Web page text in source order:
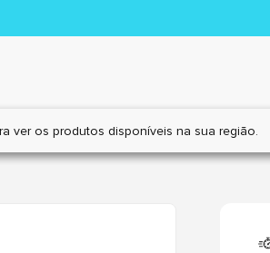
ver os produtos disponíveis na sua região.